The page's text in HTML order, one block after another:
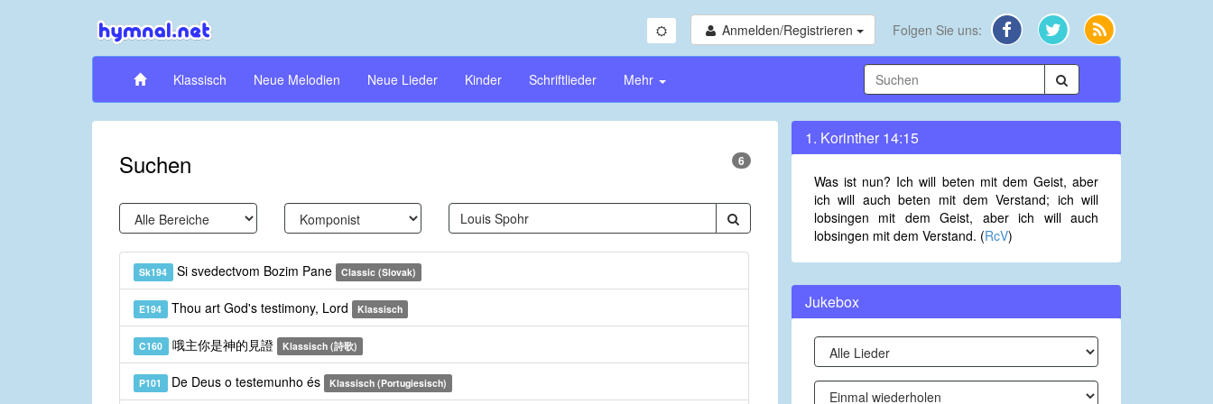
Anmelden/Registrieren Folgen Sie uns:
Klassisch Neue Melodien Neue Lieder Kinder Schriftlieder Mehr
Suchen 6
Sk194 Si svedectvom Bozim Pane Classic (Slovak)
E194 Thou art God's testimony, Lord Klassisch
C160 哦主你是神的見證 Klassisch (詩歌)
P101 De Deus o testemunho és Klassisch (Portugiesisch)
1. Korinther 14:15
Was ist nun? Ich will beten mit dem Geist, aber
ich will auch beten mit dem Verstand; ich will
lobsingen mit dem Geist, aber ich will auch
lobsingen mit dem Verstand. (RcV)
Jukebox